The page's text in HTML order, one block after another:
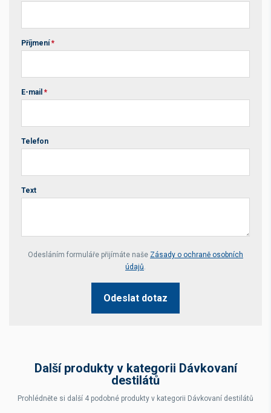
Příjmení *
E-mail *
Telefon
Text
Your website *
Odesláním formuláře přijímáte naše Zásady o ochraně osobních
údajů.
Odeslat dotaz
Další produkty v kategorii Dávkovaní
destilátů
Prohlédněte si další 4 podobné produkty v kategorii Dávkovaní destilátů